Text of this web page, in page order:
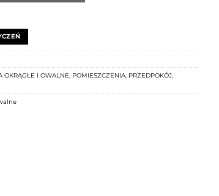
OKRĄGŁE I OWALNE, POMIESZCZENIA, PRZEDPOKÓJ,